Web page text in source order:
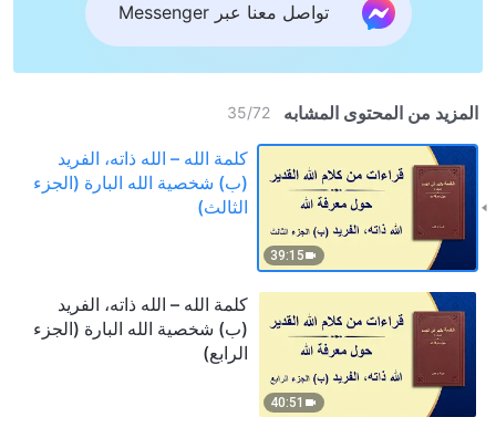
تواصل معنا عبر Messenger
المزيد من المحتوى المشابه 35/72
39:15
كلمة الله – الله ذاته، الفريد
(ب) شخصية الله البارة (الجزء
الثالث)
40:51
كلمة الله – الله ذاته، الفريد
(ب) شخصية الله البارة (الجزء
الرابع)